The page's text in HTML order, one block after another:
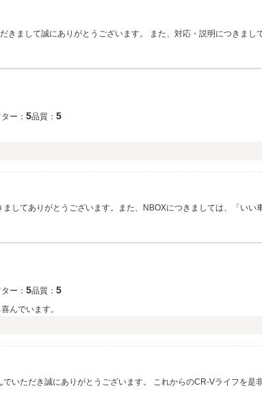
きまして誠にありがとうございます。 また、対応・説明につきま
ー： 5品質： 5
してありがとうございます。また、NBOXにつきましては、「い
ー： 5品質： 5
んでいます。
いただき誠にありがとうございます。 これからのCR-Vライフを是